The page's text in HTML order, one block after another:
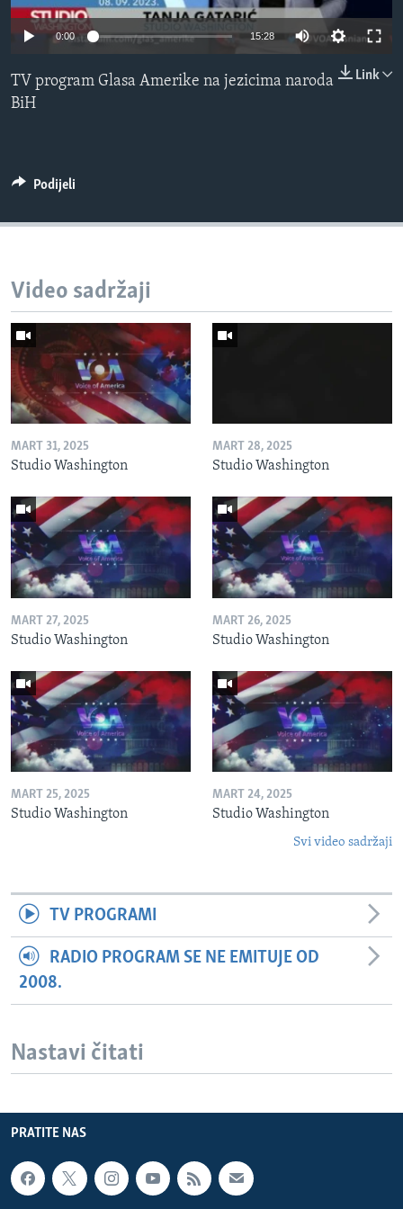
MAGAZIN
O GLASU AMERIKE
Learning English
Jezici
0:00 15:28
Link
TV program Glasa Amerike na jezicima naroda
BiH
Podijeli
Video sadržaji
MART 31, 2025
Studio Washington
MART 28, 2025
Studio Washington
MART 27, 2025
Studio Washington
MART 26, 2025
Studio Washington
MART 25, 2025
Studio Washington
MART 24, 2025
Studio Washington
Svi video sadržaji
TV PROGRAMI
RADIO PROGRAM SE NE EMITUJE OD
2008.
Nastavi čitati
PRATITE NAS